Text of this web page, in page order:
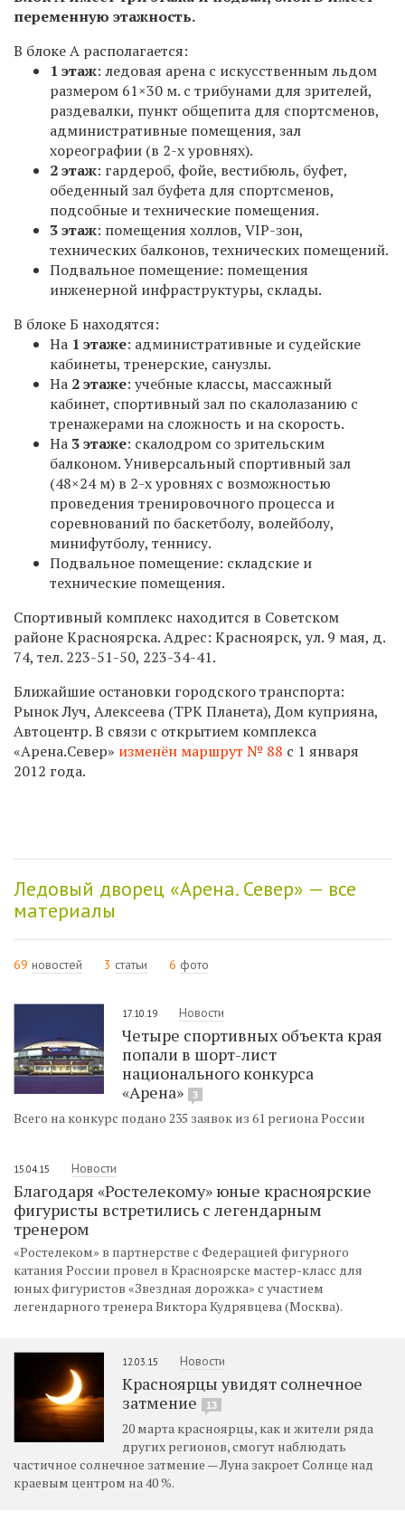
переменную этажность.
В блоке А располагается:
1 этаж: ледовая арена с искусственным льдом
размером 61×30 м. с трибунами для зрителей,
раздевалки, пункт общепита для спортсменов,
административные помещения, зал
хореографии (в 2-х уровнях).
2 этаж: гардероб, фойе, вестибюль, буфет,
обеденный зал буфета для спортсменов,
подсобные и технические помещения.
3 этаж: помещения холлов, VIP-зон,
технических балконов, технических помещений.
Подвальное помещение: помещения
инженерной инфраструктуры, склады.
В блоке Б находятся:
На 1 этаже: административные и судейские
кабинеты, тренерские, санузлы.
На 2 этаже: учебные классы, массажный
кабинет, спортивный зал по скалолазанию с
тренажерами на сложность и на скорость.
На 3 этаже: скалодром со зрительским
балконом. Универсальный спортивный зал
(48×24 м) в 2-х уровнях с возможностью
проведения тренировочного процесса и
соревнований по баскетболу, волейболу,
минифутболу, теннису.
Подвальное помещение: складские и
технические помещения.
Спортивный комплекс находится в Советском
районе Красноярска. Адрес: Красноярск, ул. 9 мая, д.
74, тел. 223-51-50, 223-34-41.
Ближайшие остановки городского транспорта:
Рынок Луч, Алексеева (ТРК Планета), Дом куприяна,
Автоцентр. В связи с открытием комплекса
«Арена.Север» изменён маршрут № 88 c 1 января
2012 года.
Ледовый дворец «Арена. Север» — все
материалы
69 новостей 3 статьи 6 фото
17.10.19 Новости
Четыре спортивных объекта края
попали в шорт-лист
национального конкурса
«Арена»
3
Всего на конкурс подано 235 заявок из 61 региона России
15.04.15 Новости
Благодаря «Ростелекому» юные красноярские
фигуристы встретились с легендарным
тренером
«Ростелеком» в партнерстве с Федерацией фигурного
катания России провел в Красноярске мастер-класс для
юных фигуристов «Звездная дорожка» с участием
легендарного тренера Виктора Кудрявцева (Москва).
12.03.15 Новости
Красноярцы увидят солнечное
затмение
13
20 марта красноярцы, как и жители ряда
других регионов, смогут наблюдать
частичное солнечное затмение — Луна закроет Солнце над
краевым центром на 40 %.